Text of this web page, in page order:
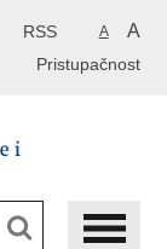
A A
RSS
Pristupačnost